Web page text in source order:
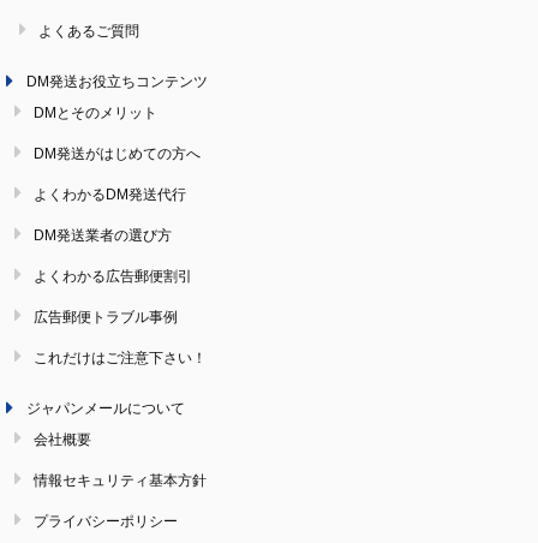
よくあるご質問
DM発送お役立ちコンテンツ
DMとそのメリット
DM発送がはじめての方へ
よくわかるDM発送代行
DM発送業者の選び方
よくわかる広告郵便割引
広告郵便トラブル事例
これだけはご注意下さい！
ジャパンメールについて
会社概要
情報セキュリティ基本方針
プライバシーポリシー